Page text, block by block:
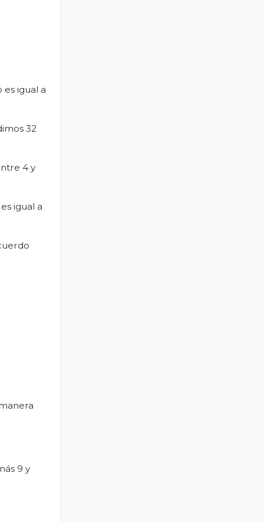
es igual a
32
4 y
igual a
9 y